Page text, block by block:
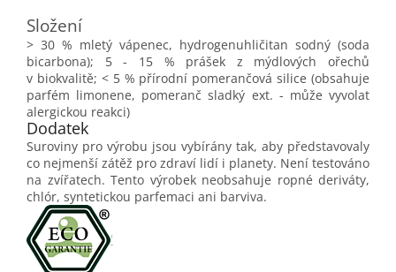
Složení
> 30 % mletý vápenec, hydrogenuhličitan sodný (soda
bicarbona); 5 - 15 % prášek z mýdlových ořechů
v biokvalitě; < 5 % přírodní pomerančová silice (obsahuje
parfém limonene, pomeranč sladký ext. - může vyvolat
alergickou reakci)
Dodatek
Suroviny pro výrobu jsou vybírány tak, aby představovaly
co nejmenší zátěž pro zdraví lidí i planety. Není testováno
na zvířatech. Tento výrobek neobsahuje ropné deriváty,
chlór, syntetickou parfemaci ani barviva.
'